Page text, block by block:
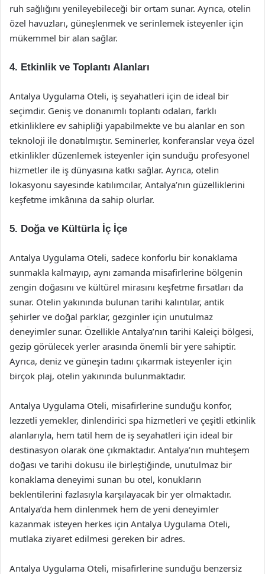
ruh sağlığını yenileyebileceği bir ortam sunar. Ayrıca, otelin
özel havuzları, güneşlenmek ve serinlemek isteyenler için
mükemmel bir alan sağlar.
4. Etkinlik ve Toplantı Alanları
Antalya Uygulama Oteli, iş seyahatleri için de ideal bir
seçimdir. Geniş ve donanımlı toplantı odaları, farklı
etkinliklere ev sahipliği yapabilmekte ve bu alanlar en son
teknoloji ile donatılmıştır. Seminerler, konferanslar veya özel
etkinlikler düzenlemek isteyenler için sunduğu profesyonel
hizmetler ile iş dünyasına katkı sağlar. Ayrıca, otelin
lokasyonu sayesinde katılımcılar, Antalya’nın güzelliklerini
keşfetme imkânına da sahip olurlar.
5. Doğa ve Kültürla İç İçe
Antalya Uygulama Oteli, sadece konforlu bir konaklama
sunmakla kalmayıp, aynı zamanda misafirlerine bölgenin
zengin doğasını ve kültürel mirasını keşfetme fırsatları da
sunar. Otelin yakınında bulunan tarihi kalıntılar, antik
şehirler ve doğal parklar, gezginler için unutulmaz
deneyimler sunar. Özellikle Antalya’nın tarihi Kaleiçi bölgesi,
gezip görülecek yerler arasında önemli bir yere sahiptir.
Ayrıca, deniz ve güneşin tadını çıkarmak isteyenler için
birçok plaj, otelin yakınında bulunmaktadır.
Antalya Uygulama Oteli, misafirlerine sunduğu konfor,
lezzetli yemekler, dinlendirici spa hizmetleri ve çeşitli etkinlik
alanlarıyla, hem tatil hem de iş seyahatleri için ideal bir
destinasyon olarak öne çıkmaktadır. Antalya’nın muhteşem
doğası ve tarihi dokusu ile birleştiğinde, unutulmaz bir
konaklama deneyimi sunan bu otel, konukların
beklentilerini fazlasıyla karşılayacak bir yer olmaktadır.
Antalya’da hem dinlenmek hem de yeni deneyimler
kazanmak isteyen herkes için Antalya Uygulama Oteli,
mutlaka ziyaret edilmesi gereken bir adres.
Antalya Uygulama Oteli, misafirlerine sunduğu benzersiz